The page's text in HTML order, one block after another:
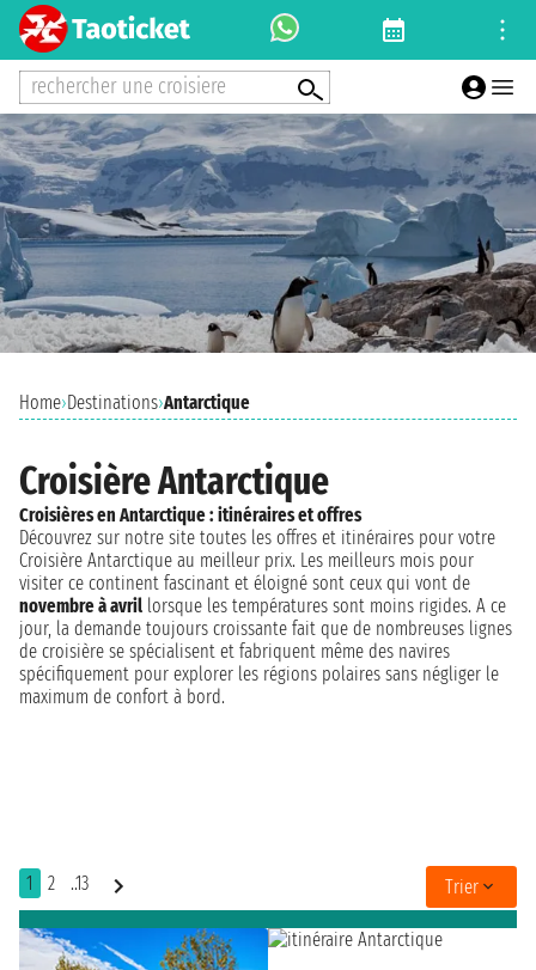
rechercher une croisiere
Home›Destinations›Antarctique
Croisière Antarctique
Croisières en Antarctique : itinéraires et offres
Découvrez sur notre site toutes les offres et itinéraires pour votre
Croisière Antarctique au meilleur prix. Les meilleurs mois pour
visiter ce continent fascinant et éloigné sont ceux qui vont de
novembre à avril lorsque les températures sont moins rigides. A ce
jour, la demande toujours croissante fait que de nombreuses lignes
de croisière se spécialisent et fabriquent même des navires
spécifiquement pour explorer les régions polaires sans négliger le
maximum de confort à bord.
1 2 ..13 Trier